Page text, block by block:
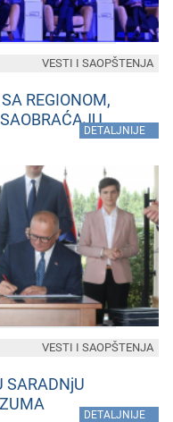
REGIONOM,
DETALJNIJE
VESTI I SAOPŠTENJA
SARADNjU
DETALJNIJE
VESTI I SAOPŠTENJA